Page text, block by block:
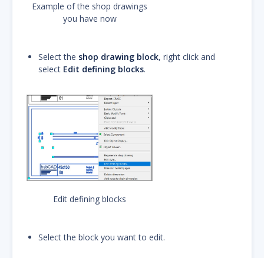
Example of the shop drawings
you have now
Select the shop drawing block, right click and
select Edit defining blocks.
Edit defining blocks
Select the block you want to edit.